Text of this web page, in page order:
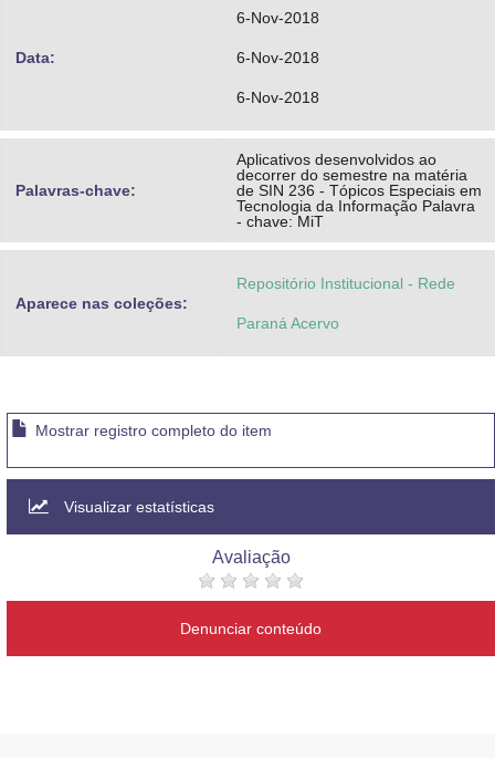
Data:
6-Nov-2018
6-Nov-2018
6-Nov-2018
Palavras-chave:
Aplicativos desenvolvidos ao
decorrer do semestre na matéria
de SIN 236 - Tópicos Especiais em
Tecnologia da Informação Palavra
- chave: MiT
Aparece nas coleções:
Repositório Institucional - Rede
Paraná Acervo
Mostrar registro completo do item
Visualizar estatísticas
Avaliação
Denunciar conteúdo